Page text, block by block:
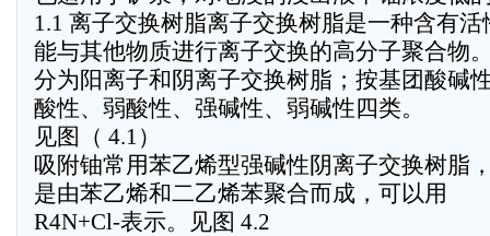
1.1 离子交换树脂离子交换树脂是一种含有
能与其他物质进行离子交换的高分子聚合物
分为阳离子和阴离子交换树脂；按基团酸碱
酸性、弱酸性、强碱性、弱碱性四类。
见图（ 4.1）
吸附铀常用苯乙烯型强碱性阴离子交换树脂
是由苯乙烯和二乙烯苯聚合而成，可以用
R4N+Cl-表示。见图 4.2